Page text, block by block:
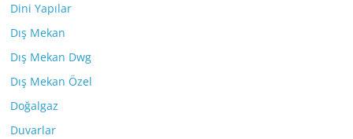
Dini Yapılar
Dış Mekan
Dış Mekan Dwg
Dış Mekan Özel
Doğalgaz
Duvarlar